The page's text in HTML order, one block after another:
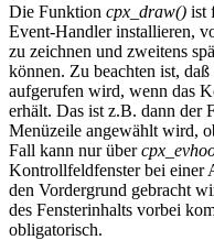
Die Funktion cpx_draw() ist
Event-Handler installieren,
zu zeichnen und zweitens
können. Zu beachten ist, daß
aufgerufen wird, wenn das
erhält. Das ist z.B. dann der
Menüzeile angewählt wird,
Fall kann nur über
Kontrollfeldfenster bei einer
den Vordergrund gebracht
des Fensterinhalts vorbei
obligatorisch.